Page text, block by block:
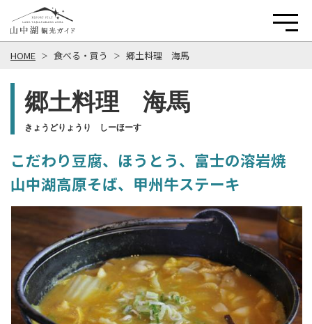
HOME 食べる・買う 郷土料理 海馬
郷土料理 海馬
きょうどりょうり しーほーす
こだわり豆腐、ほうとう、富士の溶岩焼
山中湖高原そば、甲州牛ステーキ